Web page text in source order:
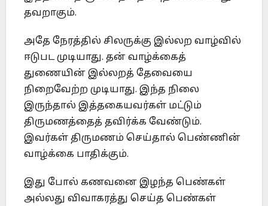
தவறாகும்.
அதே நேரத்தில் சிலருக்கு இல்லற வாழ்வில்
ஈடுபட முடியாது. தன் வாழ்க்கைத்
துணையின் இல்லறத் தேவையை
நிறைவேற்ற முடியாது. இந்த நிலை
இருந்தால் இத்தகையவர்கள் மட்டும்
திருமணத்தைத் தவிர்க்க வேண்டும்.
இவர்கள் திருமணம் செய்தால் பெண்ணின்
வாழ்க்கை பாதிக்கும்.
இது போல் கணவனை இழந்த பெண்கள்
அல்லது விவாகரத்து செய்த பெண்கள்